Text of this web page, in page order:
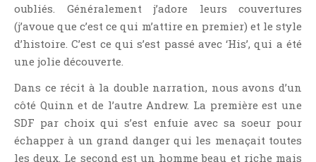
Littérature Gay
Littérature Lesbienne
Manga
New Adult
Nouvelle
Paranormal
Poésie
oubliés. Généralement j’adore leurs couvertures
(j’avoue que c’est ce qui m’attire en premier) et le style
d’histoire. C’est ce qui s’est passé avec ‘His’, qui a été
une jolie découverte.
Dans ce récit à la double narration, nous avons d’un
côté Quinn et de l’autre Andrew. La première est une
SDF par choix qui s’est enfuie avec sa soeur pour
échapper à un grand danger qui les menaçait toutes
les deux. Le second est un homme beau et riche mais